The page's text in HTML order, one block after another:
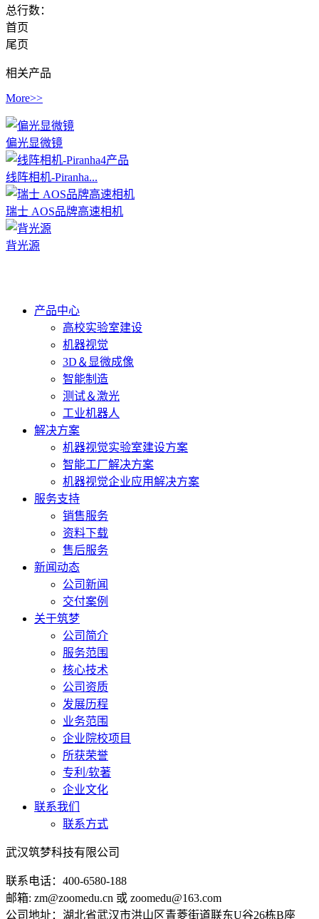
总行数：
首页
尾页
相关产品
More>>
偏光显微镜
线阵相机-Piranha...
瑞士 AOS品牌高速相机
背光源
产品中心
高校实验室建设
机器视觉
3D＆显微成像
智能制造
测试＆激光
工业机器人
解决方案
机器视觉实验室建设方案
智能工厂解决方案
机器视觉企业应用解决方案
服务支持
销售服务
资料下载
售后服务
新闻动态
公司新闻
交付案例
关于筑梦
公司简介
服务范围
核心技术
公司资质
发展历程
业务范围
企业院校项目
所获荣誉
专利/软著
企业文化
联系我们
联系方式
武汉筑梦科技有限公司
联系电话：400-6580-188
邮箱: zm@zoomedu.cn 或 zoomedu@163.com
公司地址：湖北省武汉市洪山区青菱街道联东U谷26栋B座